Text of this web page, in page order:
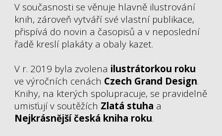
V současnosti se věnuje hlavně ilustrování
knih, zároveň vytváří své vlastní publikace,
přispívá do novin a časopisů a v neposlední
řadě kreslí plakáty a obaly kazet.
V r. 2019 byla zvolena ilustrátorkou roku
ve výročních cenách Czech Grand Design.
Knihy, na kterých spolupracuje, se pravidelně
umisťují v soutěžích Zlatá stuha a
Nejkrásnější česká kniha roku.